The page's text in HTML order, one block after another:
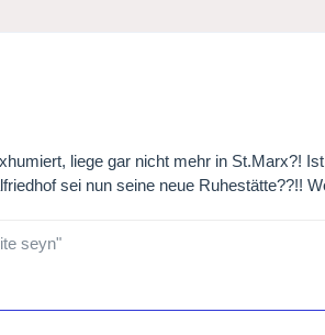
liege gar nicht mehr in St.Marx?!
sei nun seine neue Ruhestätte??!!
seyn"